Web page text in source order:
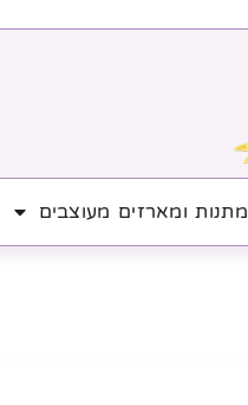
מתנות ומארזים מעוצבים